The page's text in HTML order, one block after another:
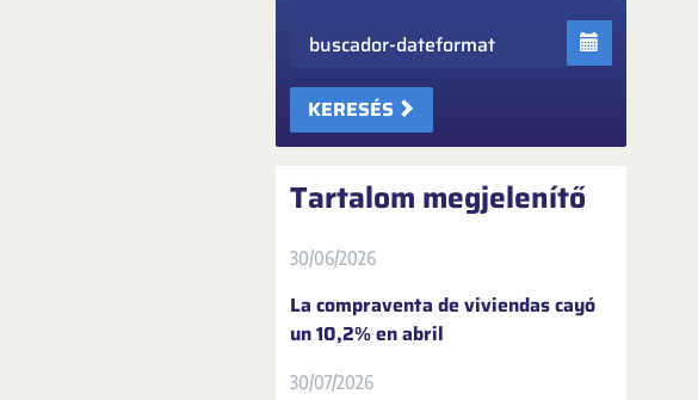
KERESÉS
Tartalom megjelenítő
30/06/2026
La compraventa de viviendas cayó
un 10,2% en abril
30/07/2026